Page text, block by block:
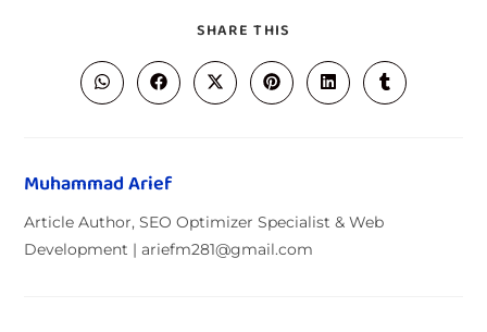
SHARE THIS
Muhammad Arief
Article Author, SEO Optimizer Specialist & Web
Development | ariefm281@gmail.com